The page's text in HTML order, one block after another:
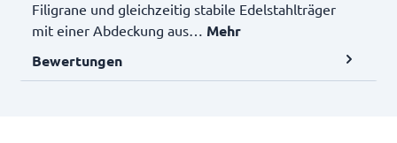
Filigrane und gleichzeitig stabile Edelstahlträger
mit einer Abdeckung aus… Mehr
Bewertungen